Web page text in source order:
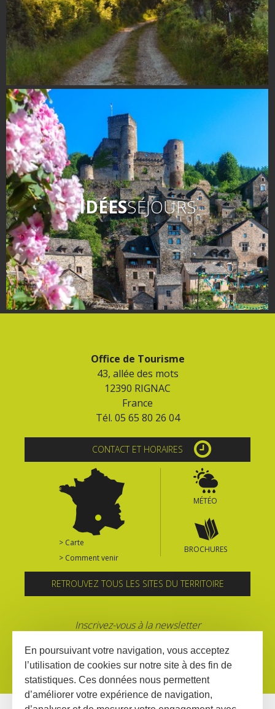
IDÉESSÉJOURS
Office de Tourisme
43, allée des mots
12390 RIGNAC
France
Tél. 05 65 80 26 04
CONTACT ET HORAIRES
> Carte
> Comment venir
MÉTÉO
BROCHURES
RETROUVEZ TOUS LES SITES DU TERRITOIRE
Inscrivez-vous à la newsletter
En poursuivant votre navigation, vous acceptez
l’utilisation de cookies sur notre site à des fin de
statistiques. Ces données nous permettent
d’améliorer votre expérience de navigation,